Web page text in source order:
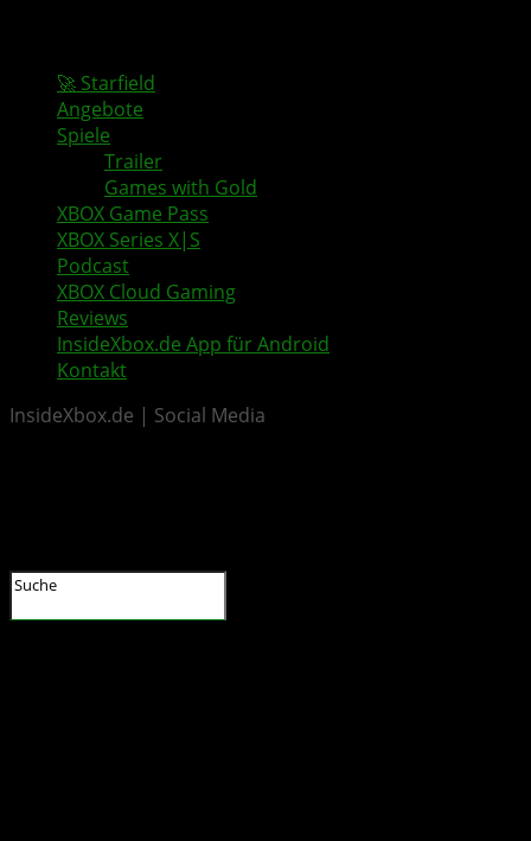
🚀 Starfield
Angebote
Spiele
Trailer
Games with Gold
XBOX Game Pass
XBOX Series X|S
Podcast
XBOX Cloud Gaming
Reviews
InsideXbox.de App für Android
Kontakt
InsideXbox.de | Social Media